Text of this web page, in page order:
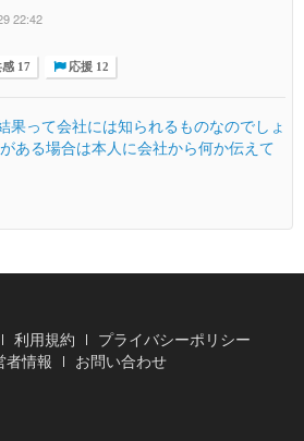
22:42
17 応援 12
果って会社には知られるものなのでしょ
ある場合は本人に会社から何か伝えて
利用規約
プライバシーポリシー
者情報
お問い合わせ